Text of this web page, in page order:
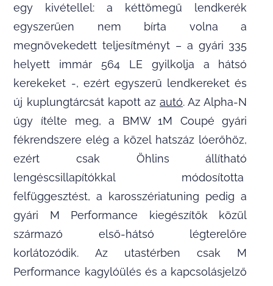
egy kivétellel: a kéttömegű lendkerék
egyszerűen nem bírta volna a
megnövekedett teljesítményt – a gyári 335
helyett immár 564 LE gyilkolja a hátsó
kerekeket -, ezért egyszerű lendkereket és
új kuplungtárcsát kapott azautó. Az Alpha-N
úgy ítélte meg, a BMW 1M Coupé gyári
fékrendszere elég a közel hatszáz lóerőhöz,
ezért csak Öhlins állítható
lengéscsillapítókkal módosította
felfüggesztést, a karosszériatuning pedig a
gyári M Performance kiegészítők közül
származó első-hátsó légterelőre
korlátozódik. Az utastérben csak M
Performance kagylóülés és a kapcsolásjelző